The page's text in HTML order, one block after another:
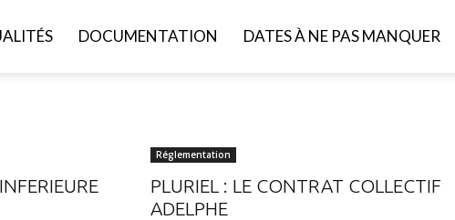
DOCUMENTATION DATES À NE PAS MANQUER
Réglementation
PLURIEL : LE CONTRAT COLLECTIF
ADELPHE